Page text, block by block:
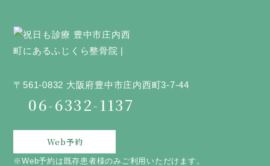
〒561-0832 大阪府豊中市庄内西町3-7-44
06-6332-1137
Web予約
※Web予約は既存患者様のみご利用いただけます。